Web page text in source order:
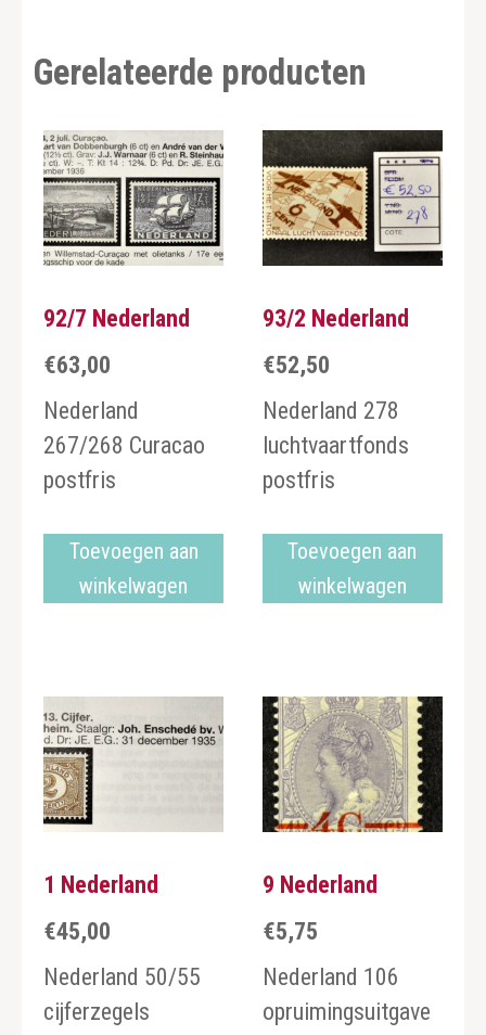
Gerelateerde producten
92/7 Nederland
€63,00
Nederland
267/268 Curacao
postfris
Toevoegen aan
winkelwagen
93/2 Nederland
€52,50
Nederland 278
luchtvaartfonds
postfris
Toevoegen aan
winkelwagen
1 Nederland
€45,00
Nederland 50/55
cijferzegels
9 Nederland
€5,75
Nederland 106
opruimingsuitgave